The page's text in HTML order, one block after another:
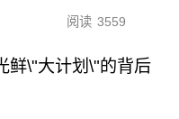
阅读 3559
鲜\"大计划\"的背后